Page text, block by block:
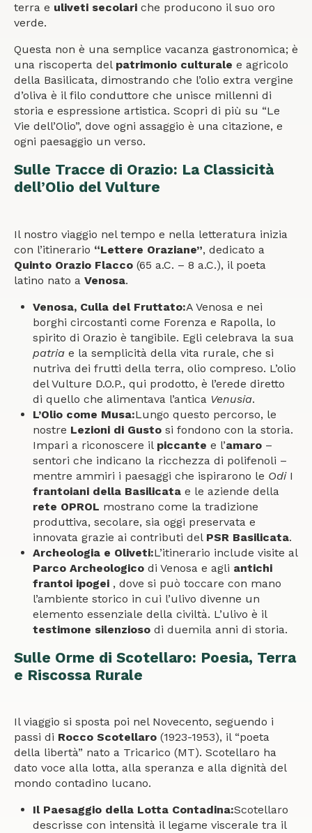
terra e uliveti secolari che producono il suo oro
verde.
Questa non è una semplice vacanza gastronomica; è
una riscoperta del patrimonio culturale e agricolo
della Basilicata, dimostrando che l’olio extra vergine
d’oliva è il filo conduttore che unisce millenni di
storia e espressione artistica. Scopri di più su “Le
Vie dell’Olio”, dove ogni assaggio è una citazione, e
ogni paesaggio un verso.
Sulle Tracce di Orazio: La Classicità
dell’Olio del Vulture
Il nostro viaggio nel tempo e nella letteratura inizia
con l’itinerario “Lettere Oraziane”, dedicato a
Quinto Orazio Flacco (65 a.C. – 8 a.C.), il poeta
latino nato a Venosa.
Venosa, Culla del Fruttato:A Venosa e nei
borghi circostanti come Forenza e Rapolla, lo
spirito di Orazio è tangibile. Egli celebrava la sua
patria e la semplicità della vita rurale, che si
nutriva dei frutti della terra, olio compreso. L’olio
del Vulture D.O.P., qui prodotto, è l’erede diretto
di quello che alimentava l’antica Venusia.
L’Olio come Musa:Lungo questo percorso, le
nostre Lezioni di Gusto si fondono con la storia.
Impari a riconoscere il piccante e l’amaro –
sentori che indicano la ricchezza di polifenoli –
mentre ammiri i paesaggi che ispirarono le OdiI
frantoiani della Basilicata e le aziende della
rete OPROL mostrano come la tradizione
produttiva, secolare, sia oggi preservata e
innovata grazie ai contributi del PSR Basilicata.
Archeologia e Oliveti:L’itinerario include visite al
Parco Archeologico di Venosa e agli antichi
frantoi ipogei , dove si può toccare con mano
l’ambiente storico in cui l’ulivo divenne un
elemento essenziale della civiltà. L’ulivo è il
testimone silenzioso di duemila anni di storia.
Sulle Orme di Scotellaro: Poesia, Terra
e Riscossa Rurale
Il viaggio si sposta poi nel Novecento, seguendo i
passi di Rocco Scotellaro (1923-1953), il “poeta
della libertà” nato a Tricarico (MT). Scotellaro ha
dato voce alla lotta, alla speranza e alla dignità del
mondo contadino lucano.
Il Paesaggio della Lotta Contadina:Scotellaro
descrisse con intensità il legame viscerale tra il